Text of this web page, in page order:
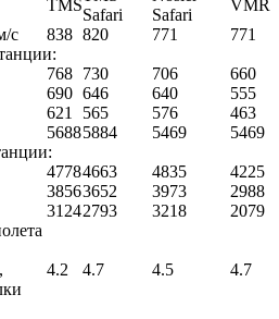
TMS
Safari
Safari
VMR
с
838 820 771
771
768 730 706
660
690 646 640
555
621 565 576
463
56885884 5469
5469
47784663 4835
4225
38563652 3973
2988
31242793 3218
2079
4.2 4.7 4.5 4.7